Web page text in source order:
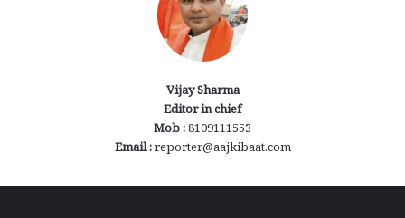
Vijay Sharma
Editor in chief
Mob :8109111553
Email :reporter@aajkibaat.com